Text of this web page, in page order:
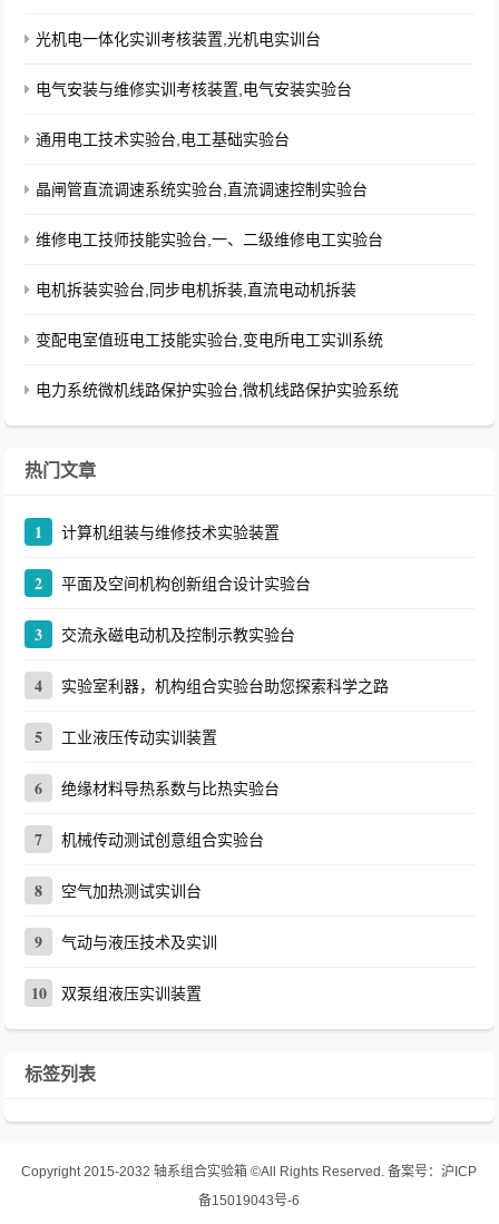
光机电一体化实训考核装置,光机电实训台
电气安装与维修实训考核装置,电气安装实验台
通用电工技术实验台,电工基础实验台
晶闸管直流调速系统实验台,直流调速控制实验台
维修电工技师技能实验台,一、二级维修电工实验台
电机拆装实验台,同步电机拆装,直流电动机拆装
变配电室值班电工技能实验台,变电所电工实训系统
电力系统微机线路保护实验台,微机线路保护实验系统
热门文章
1 计算机组装与维修技术实验装置
2 平面及空间机构创新组合设计实验台
3 交流永磁电动机及控制示教实验台
4 实验室利器，机构组合实验台助您探索科学之路
5 工业液压传动实训装置
6 绝缘材料导热系数与比热实验台
7 机械传动测试创意组合实验台
8 空气加热测试实训台
9 气动与液压技术及实训
10 双泵组液压实训装置
标签列表
Copyright 2015-2032轴系组合实验箱 ©All Rights Reserved. 备案号：沪ICP
备15019043号-6